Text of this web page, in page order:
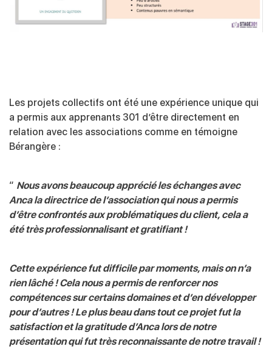
Les projets collectifs ont été une expérience unique qui
a permis aux apprenants 301 d’être directement en
relation avec les associations comme en témoigne
Bérangère :
“ Nous avons beaucoup apprécié les échanges avec
Anca la directrice de l’association qui nous a permis
d’être confrontés aux problématiques du client, cela a
été très professionnalisant et gratifiant !
Cette expérience fut difficile par moments, mais on n’a
rien lâché ! Cela nous a permis de renforcer nos
compétences sur certains domaines et d’en développer
pour d’autres ! Le plus beau dans tout ce projet fut la
satisfaction et la gratitude d’Anca lors de notre
présentation qui fut très reconnaissante de notre travail !